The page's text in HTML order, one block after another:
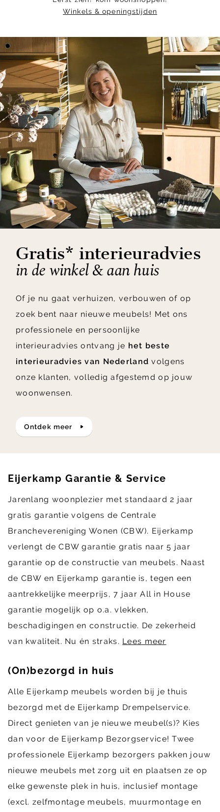
Winkels & openingstijden
Gratis* interieuradvies
in de winkel & aan huis
Of je nu gaat verhuizen, verbouwen of op
zoek bent naar nieuwe meubels! Met ons
professionele en persoonlijke
interieuradvies ontvang je het beste
interieuradvies van Nederland volgens
onze klanten, volledig afgestemd op jouw
woonwensen.
ontdek meer
Eijerkamp Garantie & Service
Jarenlang woonplezier met standaard 2 jaar
gratis garantie volgens de Centrale
Branchevereniging Wonen (CBW). Eijerkamp
verlengt de CBW garantie gratis naar 5 jaar
garantie op de constructie van meubels. Naast
de CBW en Eijerkamp garantie is, tegen een
aantrekkelijke meerprijs, 7 jaar All in House
garantie mogelijk op o.a. vlekken,
beschadigingen en constructie. De zekerheid
van kwaliteit. Nu én straks. Lees meer
(On)bezorgd in huis
Alle Eijerkamp meubels worden bij je thuis
bezorgd met de Eijerkamp Drempelservice.
Direct genieten van je nieuwe meubel(s)? Kies
dan voor de Eijerkamp Bezorgservice! Twee
professionele Eijerkamp bezorgers pakken jouw
nieuwe meubels met zorg uit en plaatsen ze op
elke gewenste plek in huis, inclusief montage
(excl. zelfmontage meubels, muurmontage en